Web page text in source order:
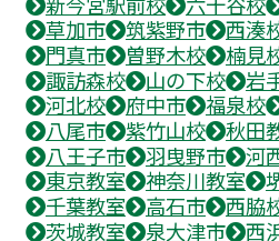
草加市
筑紫野市 西湊
門真市
曽野木校 楠見
諏訪森校
山の下校 岩
河北校
府中市 福泉校
八尾市
紫竹山校 秋田
八王子市
羽曳野市
河
東京教室
神奈川教室
千葉教室
高石市 西脇
茨城教室
泉大津市 西